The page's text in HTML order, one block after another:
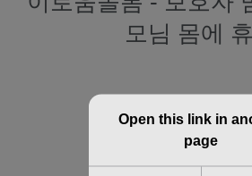
모님 몸에